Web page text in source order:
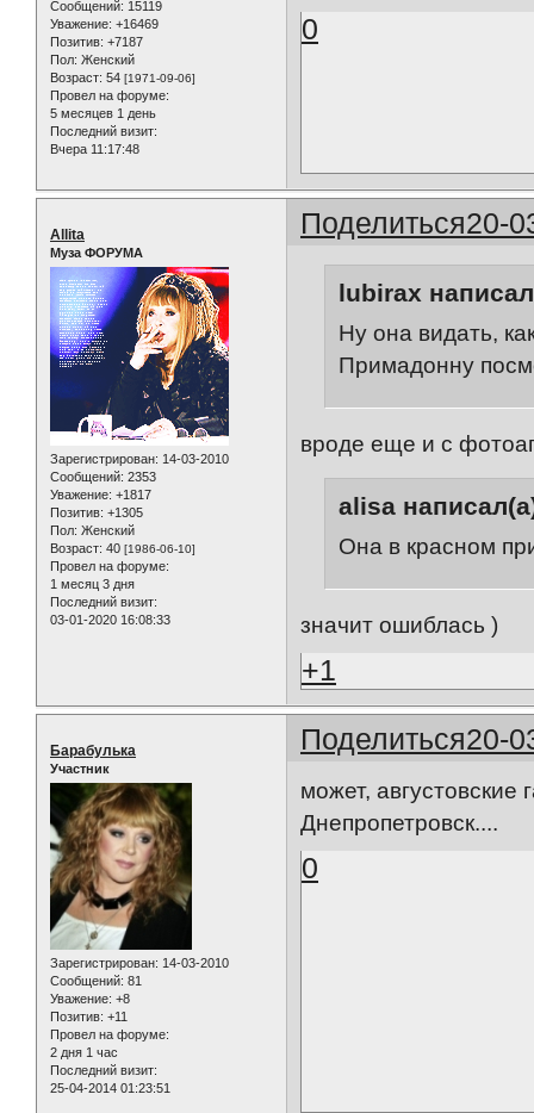
Сообщений: 15119
Уважение: +16469
Позитив: +7187
Пол: Женский
Возраст: 54 [1971-09-06]
Провел на форуме:
5 месяцев 1 день
Последний визит:
Вчера 11:17:48
0
Поделиться20-
Allita
Муза ФОРУМА
Зарегистрирован: 14-03-2010
Сообщений: 2353
Уважение: +1817
Позитив: +1305
Пол: Женский
Возраст: 40 [1986-06-10]
Провел на форуме:
1 месяц 3 дня
Последний визит:
03-01-2020 16:08:33
lubirax
Ну она видать,
Примадонну
вроде еще и с
alisa
Она в красном
значит ошиблась )
+1
Поделиться20-
Барабулька
Участник
Зарегистрирован: 14-03-2010
Сообщений: 81
Уважение: +8
Позитив: +11
Провел на форуме:
2 дня 1 час
Последний визит:
25-04-2014 01:23:51
может, августовские
Днепропетровск....
0